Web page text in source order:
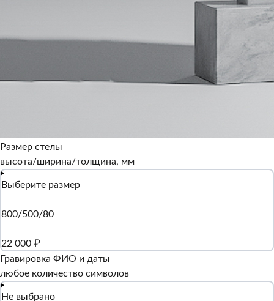
Размер стелы
высота/ширина/толщина, мм
Выберите размер
800/500/80
22 000 ₽
Гравировка ФИО и даты
любое количество символов
Не выбрано